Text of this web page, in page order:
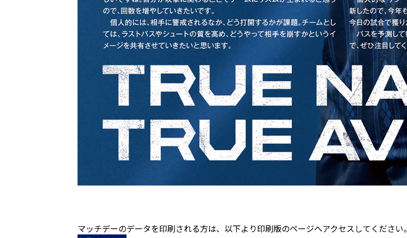
マッチデーのデータを印刷される方は、以下より印刷版のページへアクセスしてください。